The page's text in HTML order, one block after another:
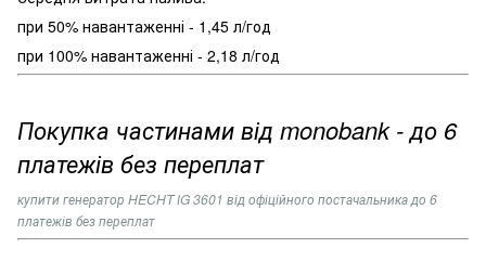
при 50% навантаженні - 1,45 л/год
при 100% навантаженні - 2,18 л/год
Покупка частинами від monobank - до 6
платежів без переплат
купити генератор HECHT ІG 3601 від офіційного постачальника до 6
платежів без переплат